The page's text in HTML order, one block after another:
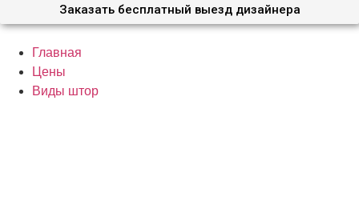
Заказать бесплатный выезд дизайнера
Главная
Цены
Виды штор